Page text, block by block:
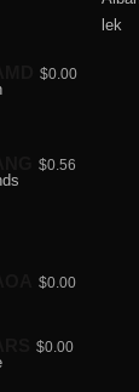
$0.00
$0.56
$0.00
$0.00